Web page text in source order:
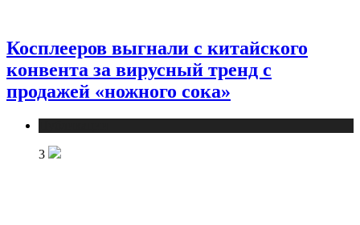
Косплееров выгнали с китайского
конвента за вирусный тренд с
продажей «ножного сока»
3